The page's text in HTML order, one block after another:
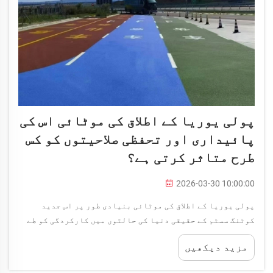
پولی یوریا کے اطلاق کی موٹائی اس کی
پائیداری اور تحفظی صلاحیتوں کو کس
طرح متاثر کرتی ہے؟
2026-03-30 10:00:00
پولی یوریا کے اطلاق کی موٹائی بنیادی طور پر اس جدید
کوٹنگ سسٹم کے حقیقی دنیا کی حالتوں میں کارکردگی کو طے
کرتی ہے۔ پولی یوریا کی موٹائی اور حفاظتی کارکردگی کے
درمیان تعلق کو سمجھنا انجینئرز کے لیے نہایت اہم ہے...
مزید دیکھیں